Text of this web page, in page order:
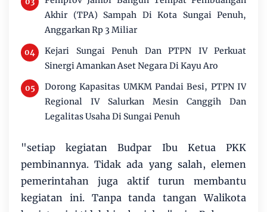
Akhir (TPA) Sampah Di Kota Sungai Penuh,
Anggarkan Rp 3 Miliar
Kejari Sungai Penuh Dan PTPN IV Perkuat
Sinergi Amankan Aset Negara Di Kayu Aro
Dorong Kapasitas UMKM Pandai Besi, PTPN IV
Regional IV Salurkan Mesin Canggih Dan
Legalitas Usaha Di Sungai Penuh
"setiap kegiatan Budpar Ibu Ketua PKK
pembinannya. Tidak ada yang salah, elemen
pemerintahan juga aktif turun membantu
kegiatan ini. Tanpa tanda tangan Walikota